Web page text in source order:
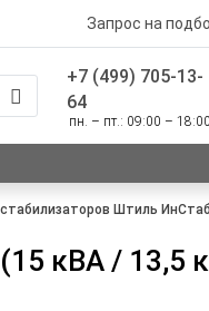
Запрос на
+7 (499) 705-13-
64
пн. – пт.: 09:00 –
Штиль
кВА / 13,5